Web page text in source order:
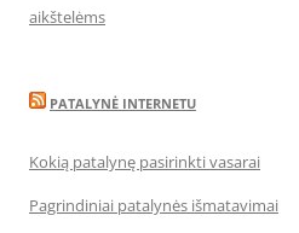
aikštelėms
PATALYNĖ INTERNETU
Kokią patalynę pasirinkti vasarai
Pagrindiniai patalynės išmatavimai